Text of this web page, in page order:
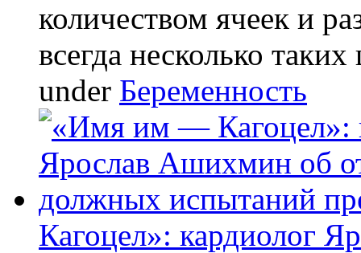
количеством ячеек и
всегда несколько
under Беременность
Кагоцел»: кардиолог